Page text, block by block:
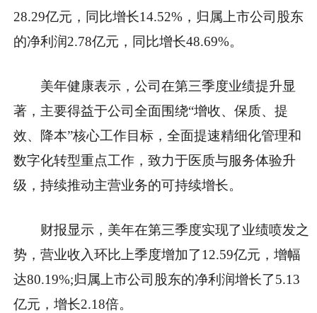
28.29亿元，同比增长14.52%，归属上市公司股东
的净利润2.78亿元，同比增长48.69%。
美年健康表示，公司在第三季度业绩提升显
著，主要得益于公司全面围绕“增收、保质、提
效、降本”核心工作目标，全面提速精细化管理和
数字化转型重点工作，致力于医质与服务体验升
级，持续推动主营业务的可持续增长。
财报显示，美年在第三季度实现了业绩喷发之
势，营业收入环比上季度增加了12.59亿元，增幅
达80.19%;归属上市公司股东的净利润增长了5.13
亿元，增长2.18倍。